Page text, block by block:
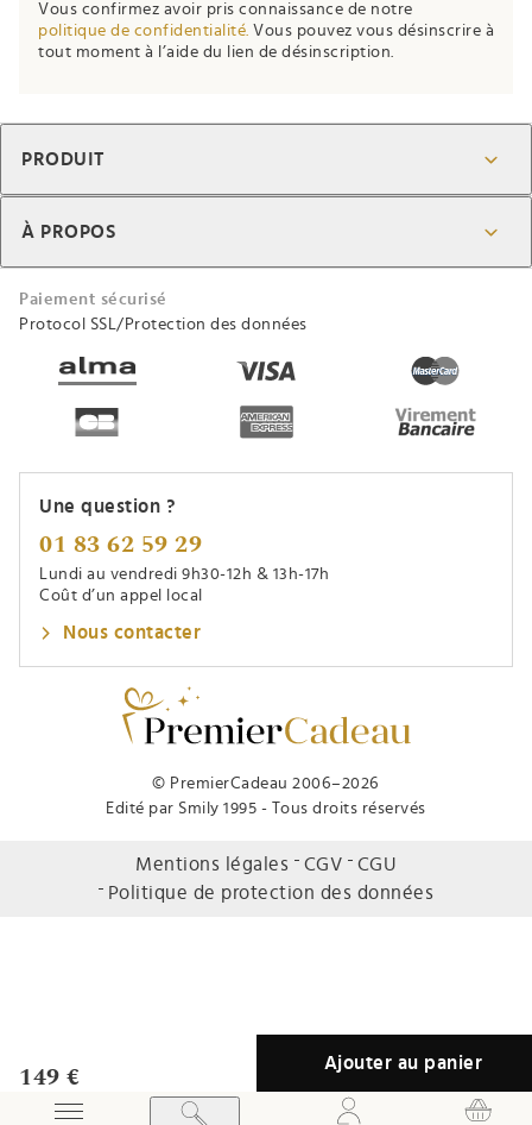
Afficher / Masquer le menu
149 €
Ajouter au panier
Vous confirmez avoir pris connaissance de notre
politique de confidentialité. Vous pouvez vous désinscrire à
tout moment à l’aide du lien de désinscription.
© PremierCadeau 2006–2026
Edité par Smily 1995 - Tous droits réservés
PRODUIT
À PROPOS
Paiement sécurisé
Protocol SSL/Protection des données
Une question ?
01 83 62 59 29
Lundi au vendredi 9h30-12h & 13h-17h
Coût d’un appel local
Nous contacter
Mentions légales CGV
CGU
Politique de protection des données